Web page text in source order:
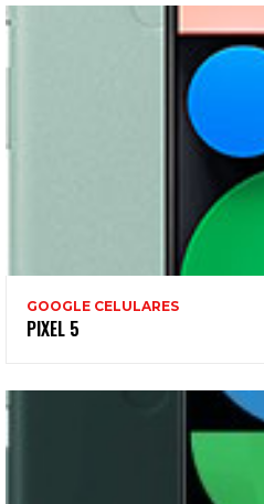
GOOGLE CELULARES
PIXEL 5